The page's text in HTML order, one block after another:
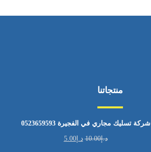
منتجاتنا
شركة تسليك مجاري في الفجيرة 0523659593
د.إ10.00 د.إ5.00